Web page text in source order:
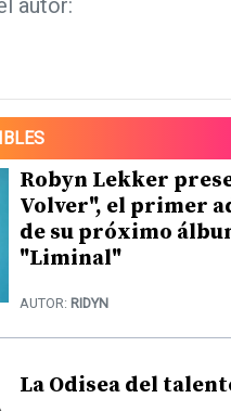
autor:
Robyn Lekker
Volver", el primer
de su próximo
"Liminal"
AUTOR: RIDYN
La Odisea del